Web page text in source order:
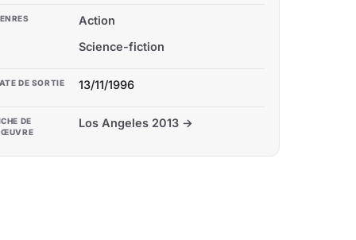
Action
Science-fiction
DE SORTIE 13/11/1996
DE
Los Angeles 2013 →